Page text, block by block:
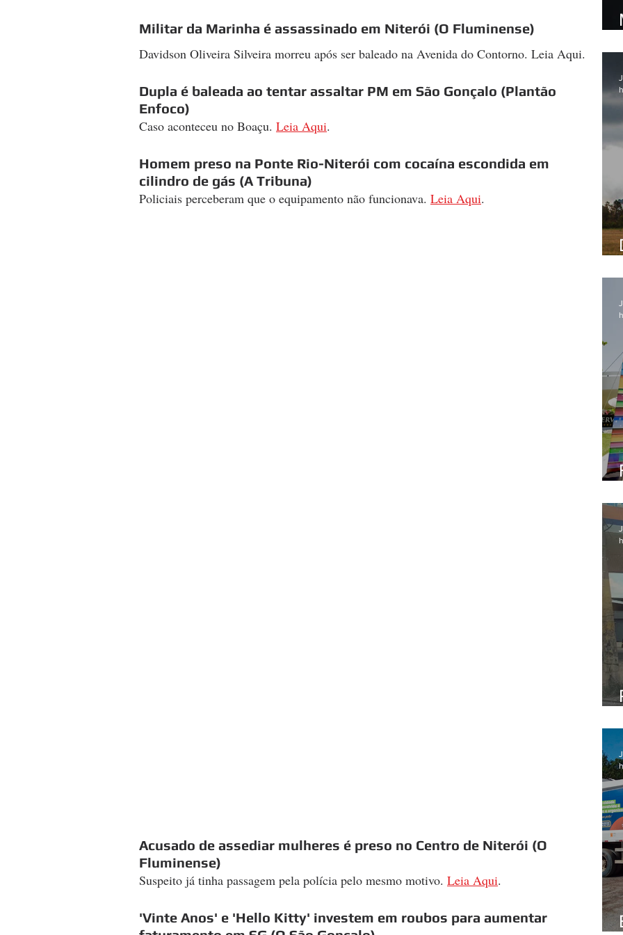
Militar da Marinha é assassinado em Niterói (O Fluminense)
Davidson Oliveira Silveira morreu após ser baleado na Avenida do Contorno. Leia Aqui.
Dupla é baleada ao tentar assaltar PM em São Gonçalo (Plantão
Enfoco)
Caso aconteceu no Boaçu. Leia Aqui.
Homem preso na Ponte Rio-Niterói com cocaína escondida em
cilindro de gás (A Tribuna)
Policiais perceberam que o equipamento não funcionava. Leia Aqui.
Acusado de assediar mulheres é preso no Centro de Niterói (O
Fluminense)
Suspeito já tinha passagem pela polícia pelo mesmo motivo. Leia Aqui.
'Vinte Anos' e 'Hello Kitty' investem em roubos para aumentar